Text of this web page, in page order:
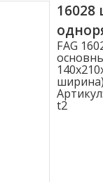
больше
FAG
Артикул:
t2